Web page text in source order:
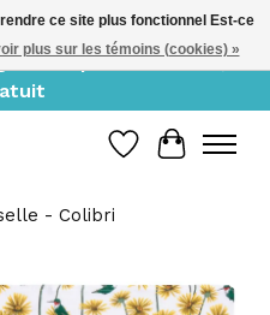
pour 150$ et +;
Liste de
Panier
- Colibri
Items
ce site plus fonctionnel Est-ce
plus sur les témoins (cookies) »